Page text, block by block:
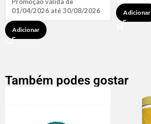
01/04/2026 até 30/08/2026
Adicionar
Adicionar
Também podes gostar